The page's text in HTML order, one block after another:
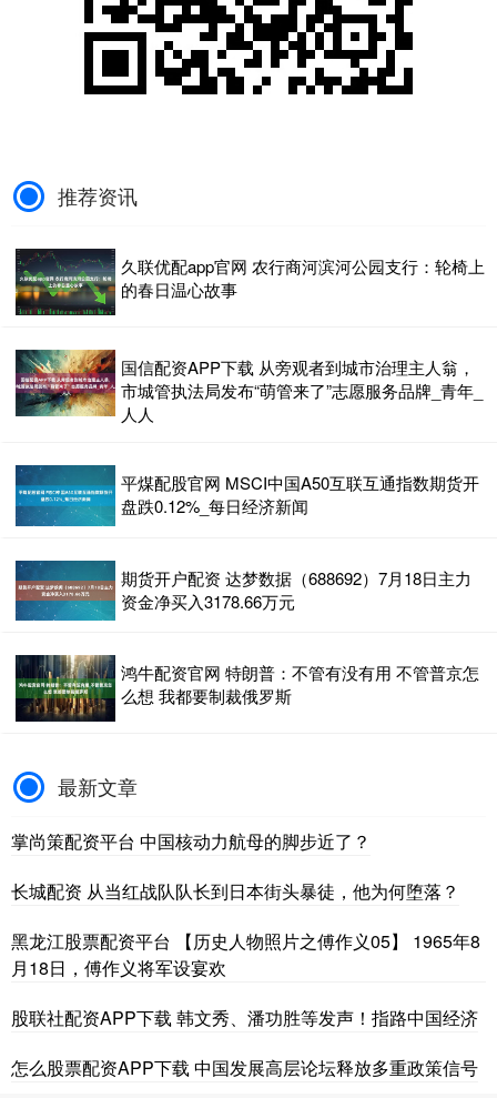
推荐资讯
久联优配app官网 农行商河滨河公园支行：轮椅上
的春日温心故事
国信配资APP下载 从旁观者到城市治理主人翁，
市城管执法局发布“萌管来了”志愿服务品牌_青年_
人人
平煤配股官网 MSCI中国A50互联互通指数期货开
盘跌0.12%_每日经济新闻
期货开户配资 达梦数据（688692）7月18日主力
资金净买入3178.66万元
鸿牛配资官网 特朗普：不管有没有用 不管普京怎
么想 我都要制裁俄罗斯
最新文章
掌尚策配资平台 中国核动力航母的脚步近了？
长城配资 从当红战队队长到日本街头暴徒，他为何堕落？
黑龙江股票配资平台 【历史人物照片之傅作义05】 1965年8
月18日，傅作义将军设宴欢
股联社配资APP下载 韩文秀、潘功胜等发声！指路中国经济
怎么股票配资APP下载 中国发展高层论坛释放多重政策信号